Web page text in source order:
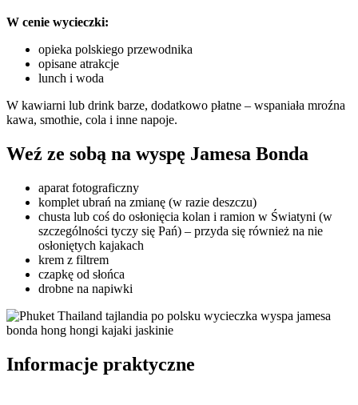
W cenie wycieczki:
opieka polskiego przewodnika
opisane atrakcje
lunch i woda
W kawiarni lub drink barze, dodatkowo płatne – wspaniała mroźna
kawa, smothie, cola i inne napoje.
Weź ze sobą na wyspę Jamesa Bonda
aparat fotograficzny
komplet ubrań na zmianę (w razie deszczu)
chusta lub coś do osłonięcia kolan i ramion w Światyni (w
szczególności tyczy się Pań) – przyda się również na nie
osłoniętych kajakach
krem z filtrem
czapkę od słońca
drobne na napiwki
Informacje praktyczne